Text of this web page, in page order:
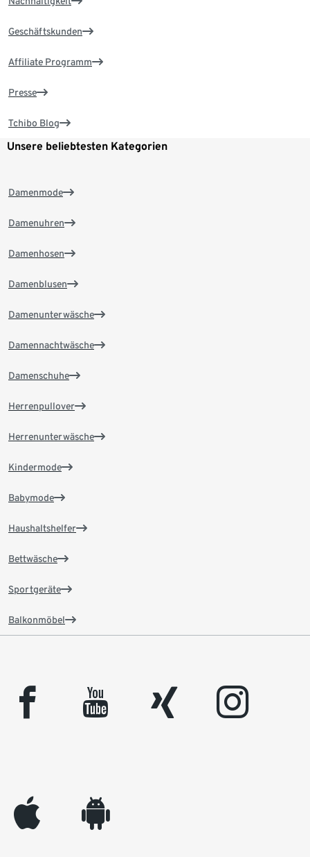
Geschäftskunden
Affiliate Programm
Presse
Tchibo Blog
Unsere beliebtesten Kategorien
Damenmode
Damenuhren
Damenhosen
Damenblusen
Damenunterwäsche
Damennachtwäsche
Damenschuhe
Herrenpullover
Herrenunterwäsche
Kindermode
Babymode
Haushaltshelfer
Bettwäsche
Sportgeräte
Balkonmöbel
facebook youtube xing instagram
appleinc android